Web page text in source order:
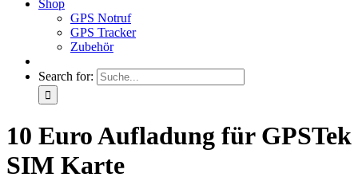
Shop
GPS Notruf
GPS Tracker
Zubehör
Search for:
10 Euro Aufladung für GPSTek
SIM Karte